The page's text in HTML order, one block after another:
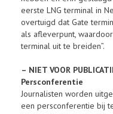
eerste LNG terminal in
overtuigd dat Gate
als afleverpunt,
terminal uit te breiden”.
– NIET VOOR
Persconferentie
Journalisten worden
een persconferentie bij